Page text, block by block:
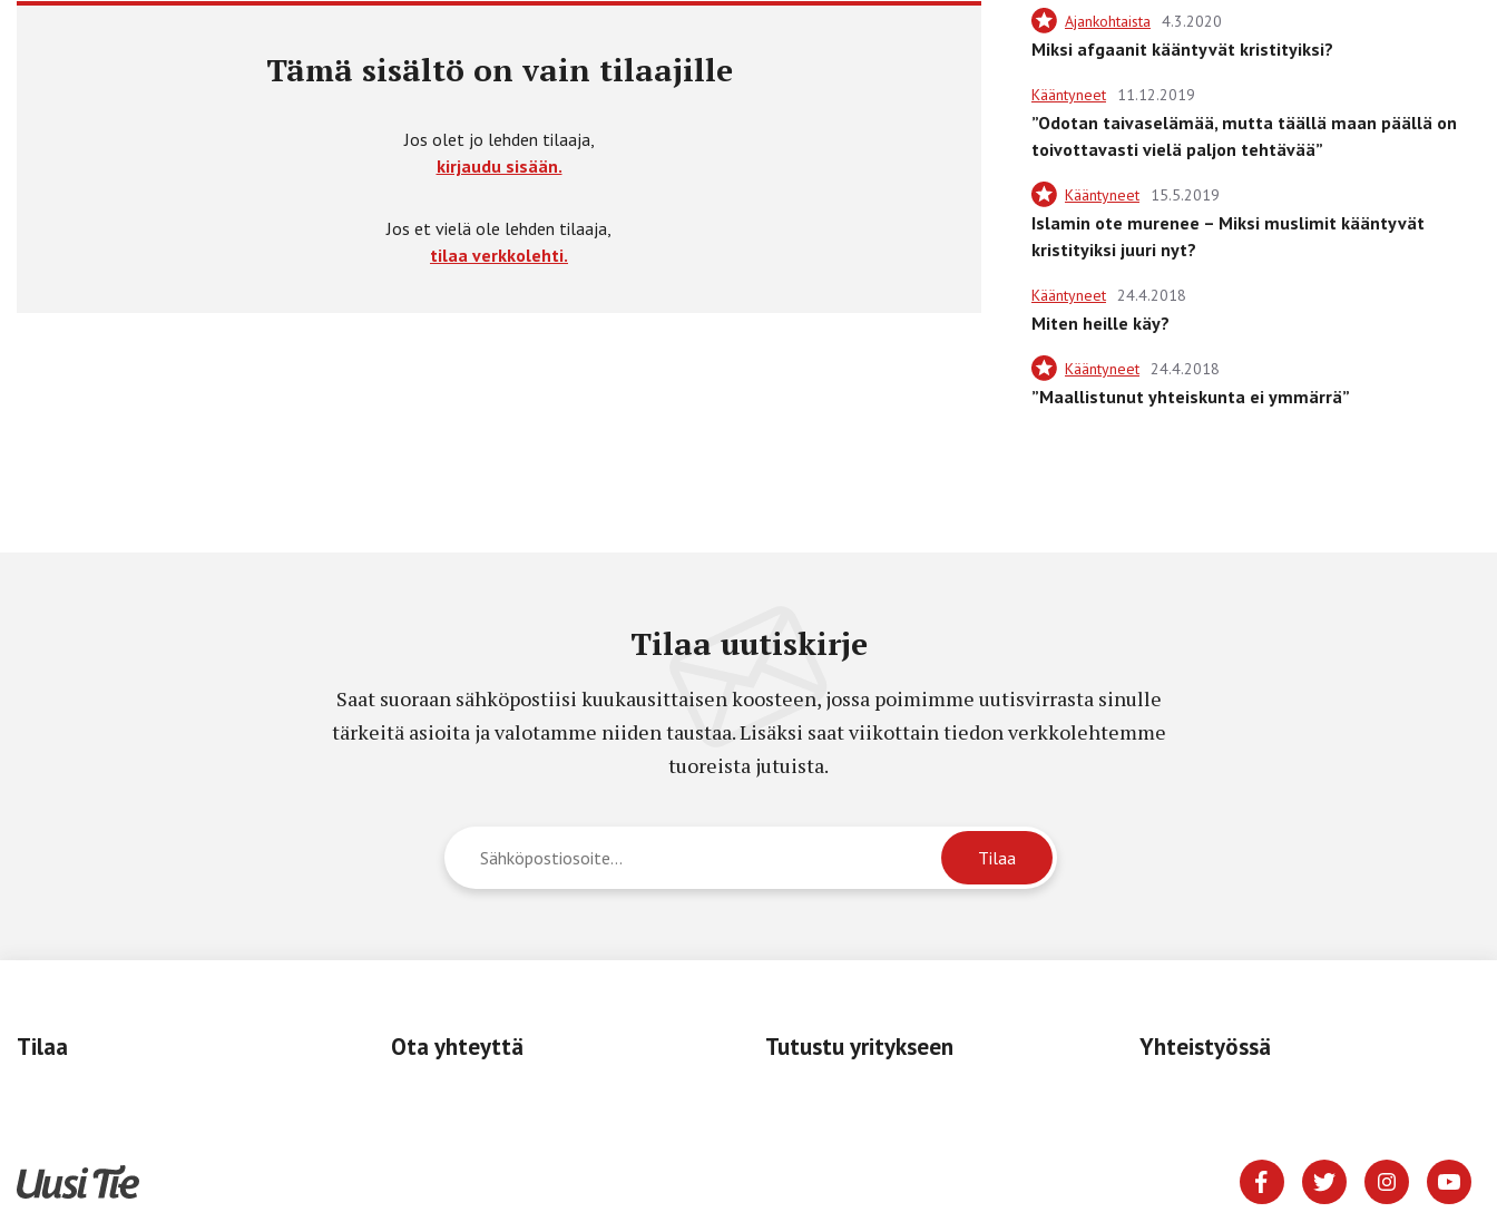
Tämä sisältö on vain tilaajille
Jos olet jo lehden tilaaja,
kirjaudu sisään.
Jos et vielä ole lehden tilaaja,
tilaa verkkolehti.
Ajankohtaista 4.3.2020
Miksi afgaanit kääntyvät kristityiksi?
Kääntyneet 11.12.2019
”Odotan taivaselämää, mutta täällä maan päällä on
toivottavasti vielä paljon tehtävää”
Kääntyneet 15.5.2019
Islamin ote murenee – Miksi muslimit kääntyvät
kristityiksi juuri nyt?
Kääntyneet 24.4.2018
Miten heille käy?
Kääntyneet 24.4.2018
”Maallistunut yhteiskunta ei ymmärrä”
Tilaa uutiskirje
Saat suoraan sähköpostiisi kuukausittaisen koosteen, jossa poimimme uutisvirrasta sinulle
tärkeitä asioita ja valotamme niiden taustaa. Lisäksi saat viikottain tiedon verkkolehtemme
tuoreista jutuista.
Tilaa Ota yhteyttä Tutustu yritykseen Yhteistyössä